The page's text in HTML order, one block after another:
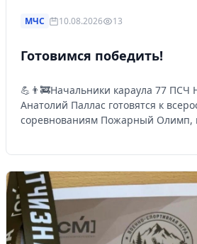
МЧС 10.08.2026 13
Готовимся победить!
💪👨‍🚒Начальники караула 77
Анатолий Паллас готовятся к
соревнованиям Пожарный Олимп,